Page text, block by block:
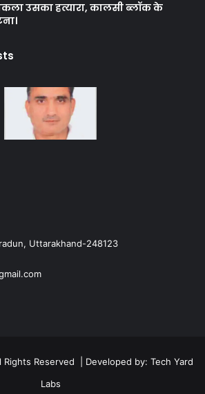
उसका हत्यारा, कालसी ब्लॉक के
Uttarakhand-248123
Reserved | Developed by: Tech Yard
Labs